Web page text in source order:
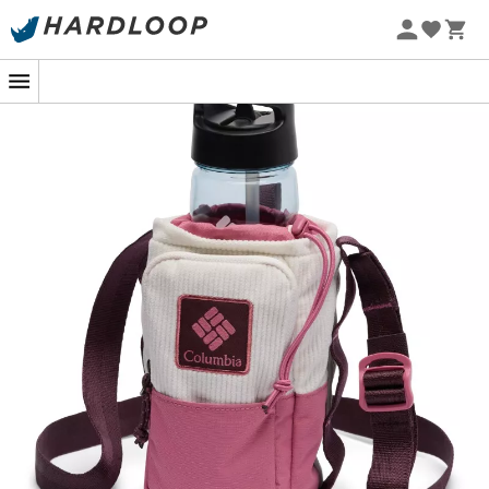
Sommarerbjudanden 🔥 -5 % EXTRA vid köp av 2 produkter*